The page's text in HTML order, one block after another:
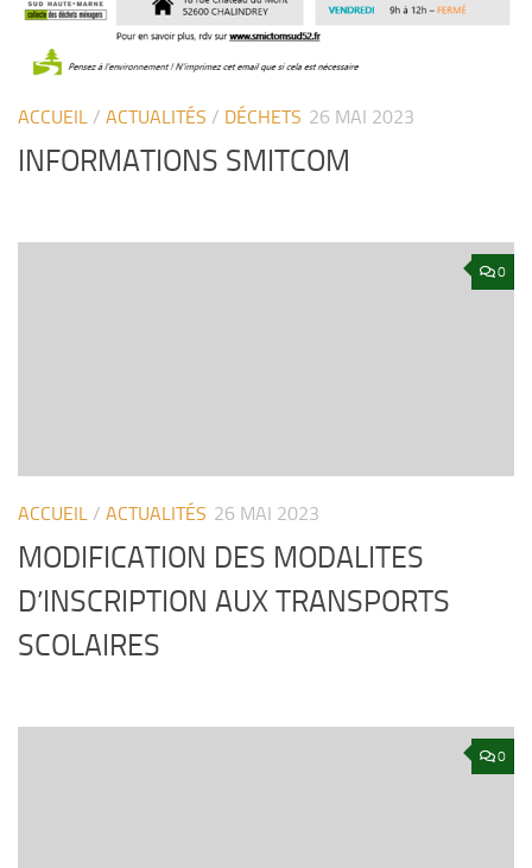
ACCUEIL / ACTUALITÉS / DÉCHETS 26 MAI 2023
INFORMATIONS SMITCOM
0
ACCUEIL / ACTUALITÉS 26 MAI 2023
MODIFICATION DES MODALITES
D’INSCRIPTION AUX TRANSPORTS
SCOLAIRES
0